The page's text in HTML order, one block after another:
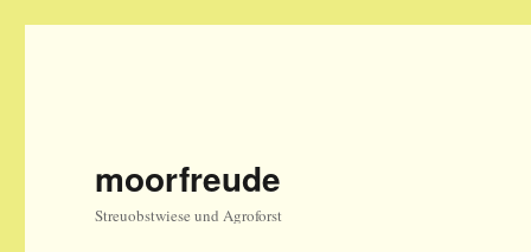
moorfreude
Streuobstwiese und Agroforst